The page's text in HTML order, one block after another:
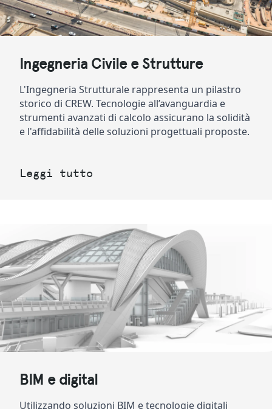
Ingegneria Civile e Strutture
L'Ingegneria Strutturale rappresenta un pilastro
storico di CREW. Tecnologie all’avanguardia e
strumenti avanzati di calcolo assicurano la solidità
e l'affidabilità delle soluzioni progettuali proposte.
Leggi tutto
BIM e digital
Utilizzando soluzioni BIM e tecnologie digitali